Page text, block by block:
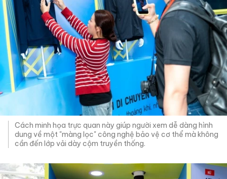
Cách minh họa trực quan này giúp người xem dễ dàng hình
dung về một "màng lọc" công nghệ bảo vệ cơ thể mà không
cần đến lớp vải dày cộm truyền thống.